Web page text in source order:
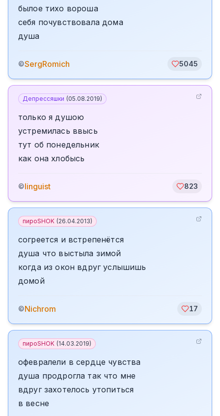
былое тихо вороша
себя почувствовала дома
душа
©SergRomich 5045
Депрессяшки (05.08.2019)
только я душою
устремилась ввысь
тут об понедельник
как она хлобысь
©linguist 823
пироSHOK (26.04.2013)
согреется и встрепенётся
душа что выстыла зимой
когда из окон вдруг услышишь
домой
©Nichrom 17
пироSHOK (14.03.2019)
офевралели в сердце чувства
душа продрогла так что мне
вдруг захотелось утопиться
в весне